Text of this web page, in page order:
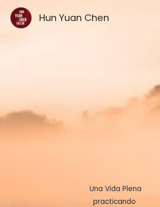
contenido
Hun Yuan Chen
Una Vida Plena
practicando